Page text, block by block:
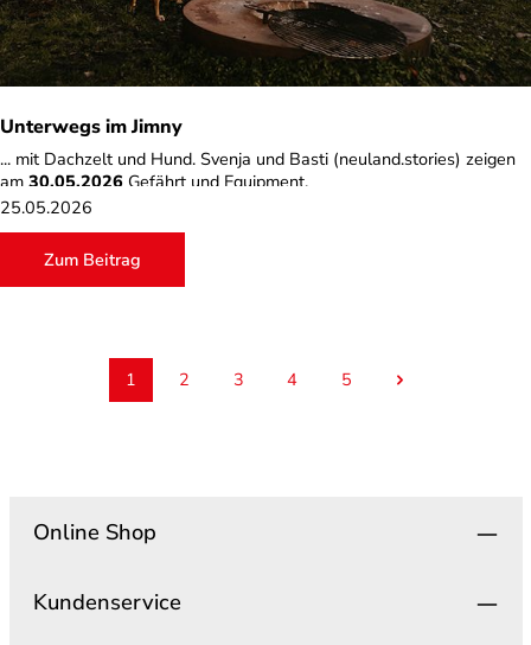
Unterwegs im Jimny
... mit Dachzelt und Hund. Svenja und Basti (neuland.stories) zeigen
am 30.05.2026 Gefährt und Equipment.
25.05.2026
Zum Beitrag
Seite
1 Seite
2 Seite
3 Seite
4 Seite
5
Online Shop
Kundenservice